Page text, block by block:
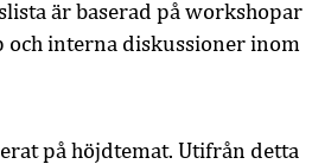
är baserad på workshopar
och interna diskussioner inom
på höjdtemat. Utifrån detta